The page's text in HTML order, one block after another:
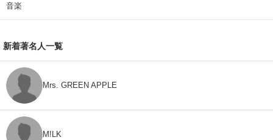
音楽
新着著名人一覧
Mrs. GREEN APPLE
M!LK